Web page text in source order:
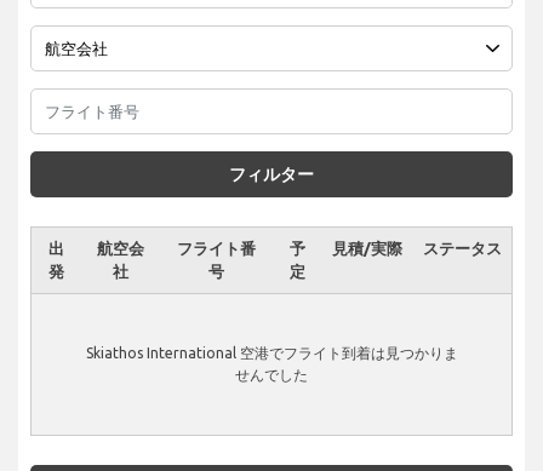
フィルター
出
発
航空会
社
フライト番
号
予
定
見積/実際 ステータス
Skiathos International 空港でフライト到着は見つかりま
せんでした